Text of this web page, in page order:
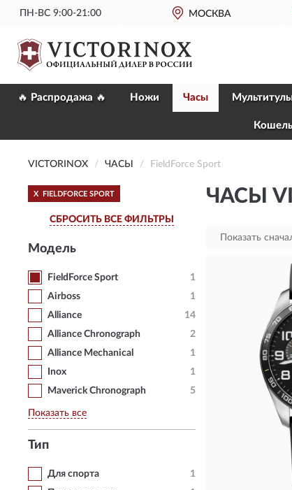
ПН-ВС 9:00-21:00 МОСКВА
ОФИЦИАЛЬНЫЙ МАГАЗИН VICTORINOX
🔥 Распродажа 🔥 Ножи Часы
VICTORINOX ЧАСЫ FieldForce Sport
X FIELDFORCE SPORT
СБРОСИТЬ ВСЕ ФИЛЬТРЫ
Модель
FieldForce Sport
1
Airboss
1
Alliance
14
Alliance Chronograph
2
Alliance Mechanical
1
Inox
1
Maverick Chronograph
5
Показать все
Тип
Для спорта
1
ЧАСЫ
Показать